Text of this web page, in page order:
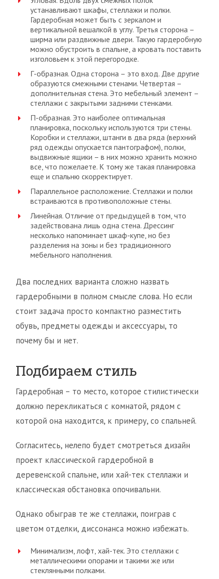
устанавливают шкафы, стеллажи и полки.
Гардеробная может быть с зеркалом и
вертикальной вешалкой в углу. Третья сторона –
ширма или раздвижные двери. Такую гардеробную
можно обустроить в спальне, а кровать поставить
изголовьем к этой перегородке.
Г-образная. Одна сторона – это вход. Две другие
образуются смежными стенами. Четвертая –
дополнительная стена. Это мебельный элемент –
стеллажи с закрытыми задними стенками.
П-образная. Это наиболее оптимальная
планировка, поскольку используются три стены.
Коробки и стеллажи, штанги в два ряда (верхний
ряд одежды опускается пантографом), полки,
выдвижные ящики – в них можно хранить можно
все, что пожелаете. К тому же такая планировка
еще и спальню скорректирует.
Параллельное расположение. Стеллажи и полки
встраиваются в противоположные стены.
Линейная. Отличие от предыдущей в том, что
задействована лишь одна стена. Дрессинг
несколько напоминает шкаф-купе, но без
разделения на зоны и без традиционного
мебельного наполнения.
Два последних варианта сложно назвать
гардеробными в полном смысле слова. Но если
стоит задача просто компактно разместить
обувь, предметы одежды и аксессуары, то
почему бы и нет.
Подбираем стиль
Гардеробная – то место, которое стилистически
должно перекликаться с комнатой, рядом с
которой она находится, к примеру, со спальней.
Согласитесь, нелепо будет смотреться дизайн
проект классической гардеробной в
деревенской спальне, или хай-тек стеллажи и
классическая обстановка опочивальни.
Однако обыграв те же стеллажи, поиграв с
цветом отделки, диссонанса можно избежать.
Минимализм, лофт, хай-тек. Это стеллажи с
металлическими опорами и такими же или
стеклянными полками.